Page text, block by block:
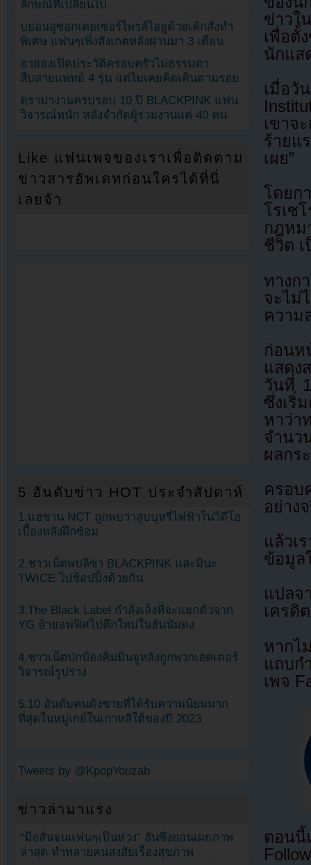
ข่าวใ
เพื่อตั้
นักแส
เมื่อวั
เขาจ
ร้ายแ
เผย”
โดยก
โรเซ
กฎหม
ชีวิต
ทางก
จะไม่
ความ
ก่อน
แสดง
วันที่
ซึ่งเริ่
หาว่า
จำนว
ผลกร
ครอบ
อย่าง
แล้วเ
ข้อมูล
แปล
เครดิ
หากไ
แถบก
เพจ
ตอนนี้
ลักษณ์ที่เปลี่ยนไป
บยอนอูซอกเคยเซอร์ไพรส์ไอยูด้วยเค้กสั่งทำ
พิเศษ แฟนๆเพิ่งสังเกตหลังผ่านมา 3 เดือน
ฮายองเปิดประวัติครอบครัวไม่ธรรมดา
สืบสายแพทย์ 4 รุ่น แต่ไม่เคยคิดเดินตามรอย
ดราม่างานครบรอบ 10 ปี BLACKPINK แฟน
วิจารณ์หนัก หลังจำกัดผู้ร่วมงานแค่ 40 คน
Like แฟนเพจของเราเพื่อติดตาม
ข่าวสารอัพเดทก่อนใครได้ที่นี่
เลยจ้า
5 อันดับข่าว HOT ประจำสัปดาห์
1.แฮชาน NCT ถูกพบว่าสูบบุหรี่ไฟฟ้าในวิดีโอ
เบื้องหลังฝึกซ้อม
2.ชาวเน็ตพบลิซ่า BLACKPINK และมินะ
TWICE ไปช้อปปิ้งด้วยกัน
3.The Black Label กำลังเล็งที่จะแยกตัวจาก
YG ย้ายอฟฟิศไปตึกใหม่ในฮันนัมดง
4.ชาวเน็ตปกป้องคิมมินจูหลังถูกพวกเฮดเตอร์
วิจารณ์รูปร่าง
5.10 อันดับคนดังชายที่ได้รับความนิยมมาก
ที่สุดในหมู่เกย์ในเกาหลีใต้ของปี 2023
Tweets by @KpopYouzab
ข่าวล่ามาแรง
“มือสั่นจนแฟนๆเป็นห่วง” ฮันซึงยอนเผยภาพ
ล่าสุด ทำหลายคนสงสัยเรื่องสุขภาพ